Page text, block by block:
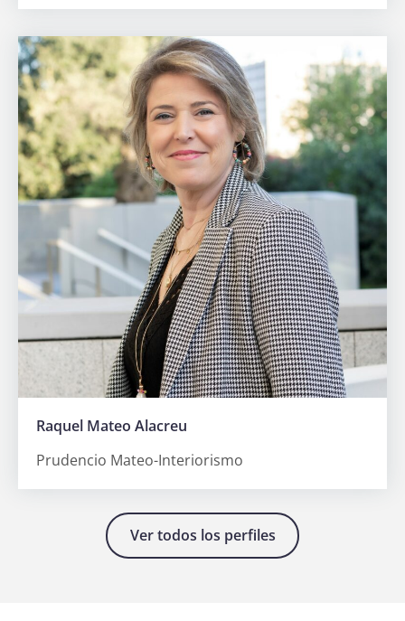
Hazte
socia
Raquel Mateo Alacreu
Prudencio Mateo-Interiorismo
Ver todos los perfiles